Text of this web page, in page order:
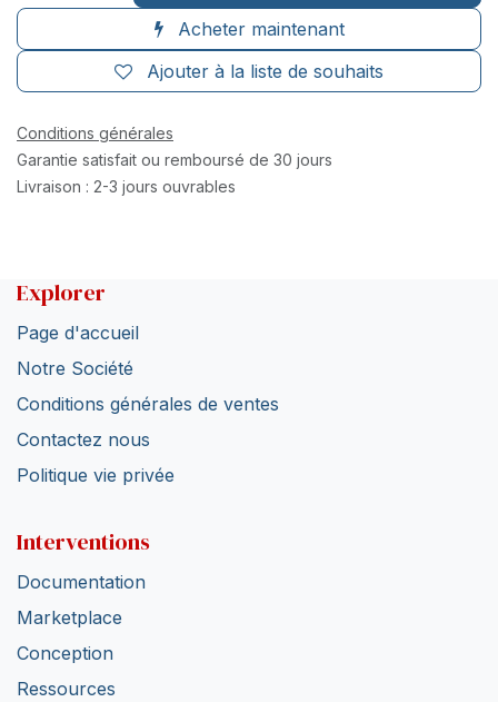
Acheter maintenant
Ajouter à la liste de souhaits
Conditions générales
Garantie satisfait ou remboursé de 30 jours
Livraison : 2-3 jours ouvrables
Explorer
Page d'accueil
Notre Société
Conditions générales de ventes
Contactez nous
Politique vie privée
Interventions
Documentation
Marketplace
Conception
Ressources